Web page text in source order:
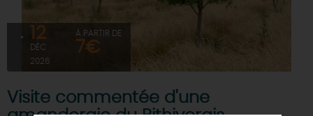
12
DÉC
2026
À PARTIR DE
7€
Visite commentée d'une